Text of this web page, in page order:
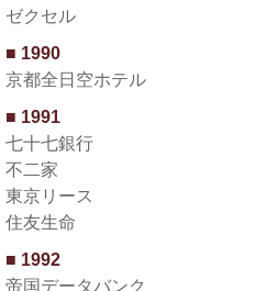
ゼクセル
1990
京都全日空ホテル
1991
七十七銀行
不二家
東京リース
住友生命
1992
帝国データバンク